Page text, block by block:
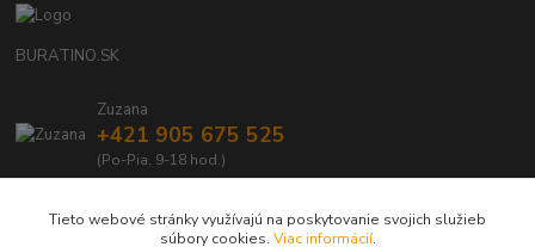
BURATINO.SK
Zuzana
+421 905 675 525
(Po-Pia, 9-18 hod.)
Tieto webové stránky využívajú na poskytovanie svojich služieb
súbory cookies. Viac informácií.